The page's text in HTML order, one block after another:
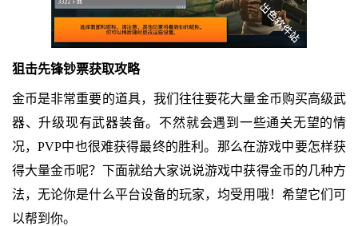
狙击先锋钞票获取攻略
金币是非常重要的道具，我们往往要花大量金币购买高级武
器、升级现有武器装备。不然就会遇到一些通关无望的情
况，PVP中也很难获得最终的胜利。那么在游戏中要怎样获
得大量金币呢？下面就给大家说说游戏中获得金币的几种方
法，无论你是什么平台设备的玩家，均受用哦！希望它们可
以帮到你。